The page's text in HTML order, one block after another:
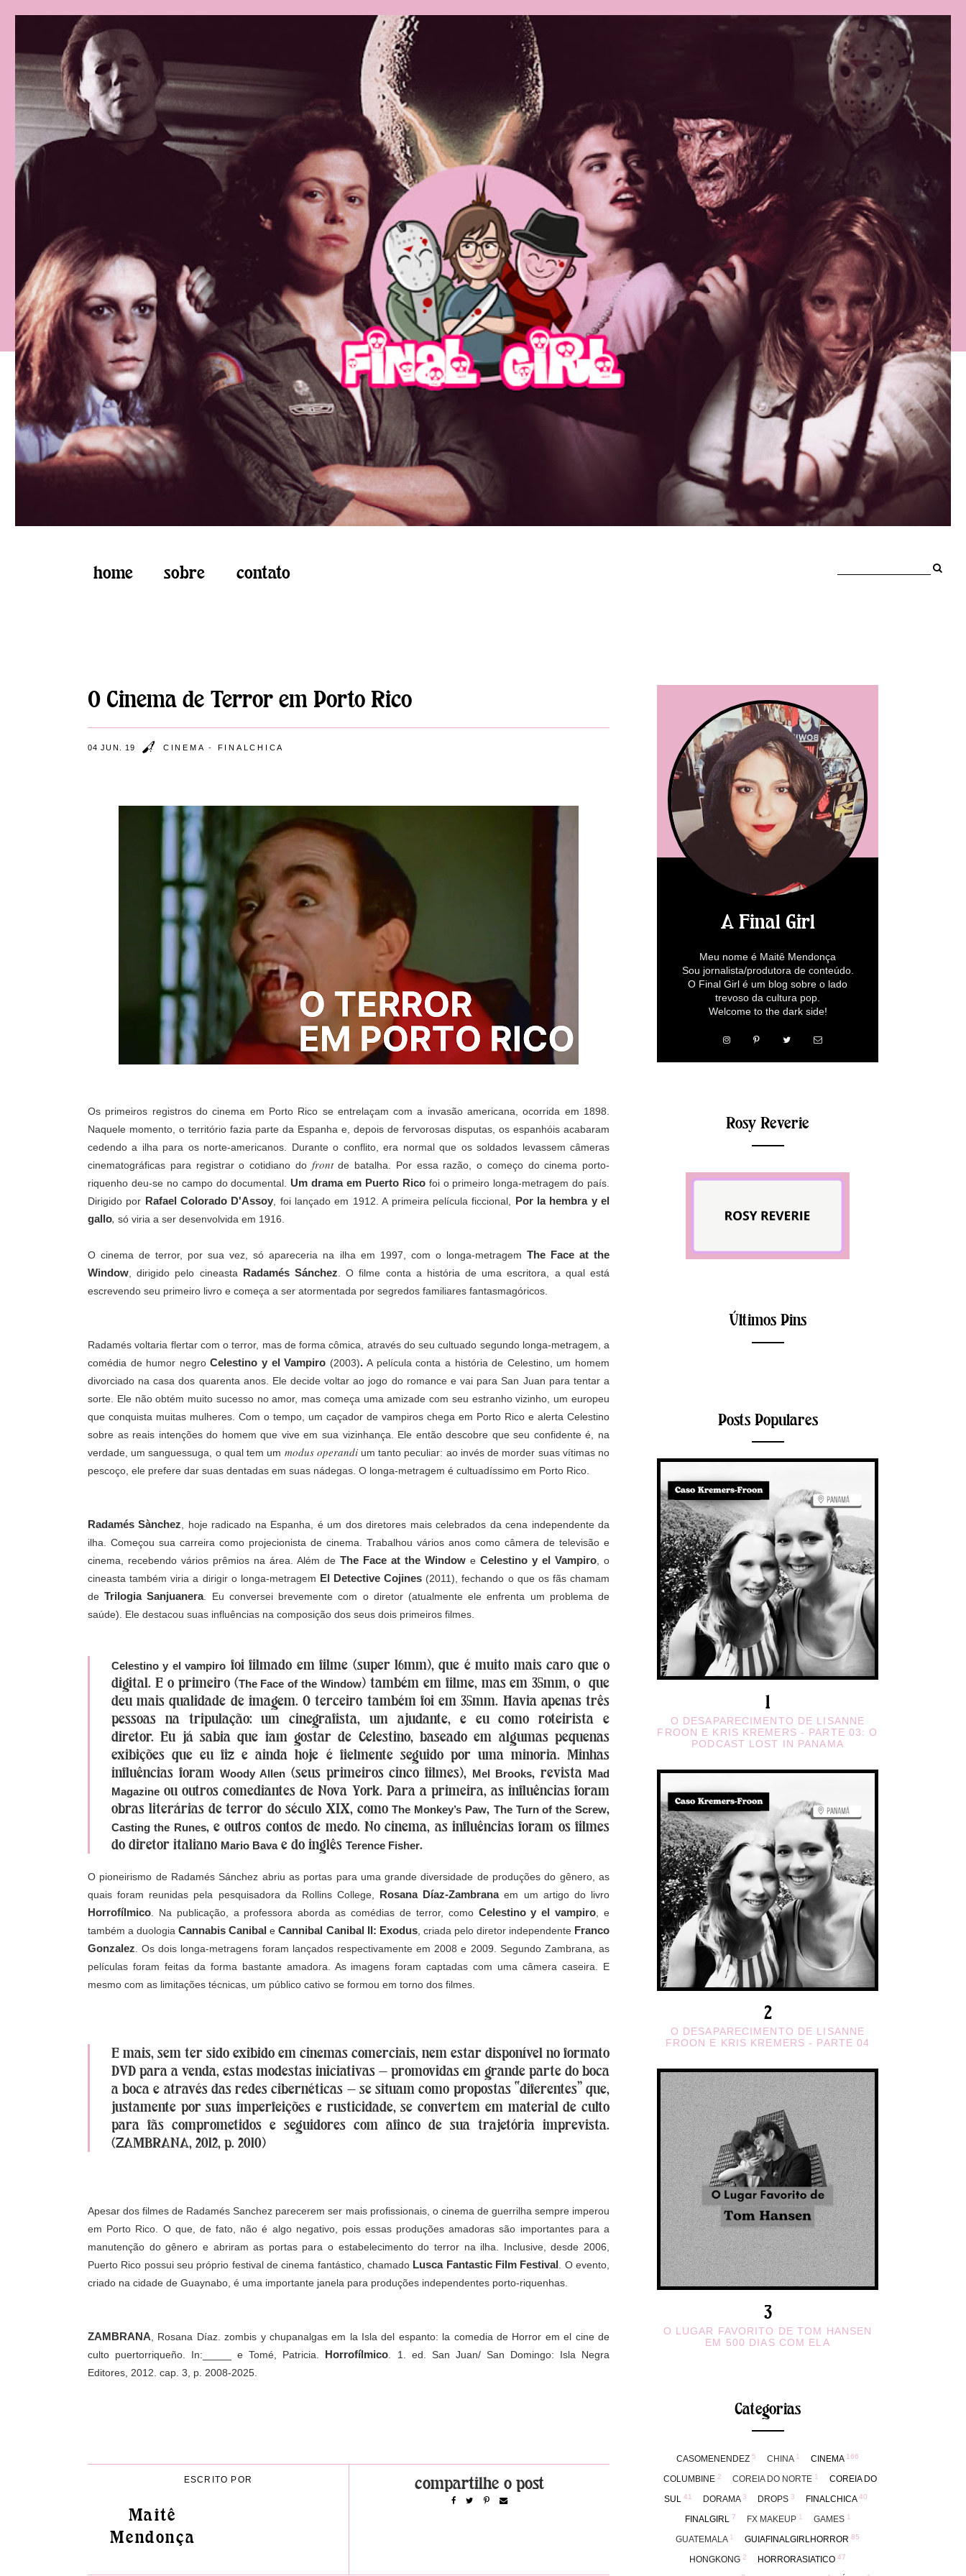
home sobre contato
O Cinema de Terror em Porto Rico
04 JUN. 19 CINEMA - FINALCHICA
Os primeiros registros do cinema em Porto Rico se entrelaçam com a invasão americana, ocorrida em 1898.
Naquele momento, o território fazia parte da Espanha e, depois de fervorosas disputas, os espanhóis acabaram
cedendo a ilha para os norte-americanos. Durante o conflito, era normal que os soldados levassem câmeras
cinematográficas para registrar o cotidiano dofrontde batalha. Por essa razão, o começo do cinema porto-
riquenho deu-se no campo do documental. Um drama em Puerto Ricofoi o primeiro longa-metragem do país.
Dirigido por Rafael Colorado D'Assoy foi lançado em 1912. A primeira película ficcional, Por la hembra y el
gallo, só viria a ser desenvolvida em 1916.
O cinema de terror, por sua vez, só apareceria na ilha em 1997, com o longa-metragem The Face at the
Window , dirigido pelo cineasta Radamés Sánchez . O filme conta a história de uma escritora, a qual está
escrevendo seu primeiro livro e começa a ser atormentada por segredos familiares fantasmagóricos.
Radamés voltaria flertar com o terror, mas de forma cômica, através do seu cultuado segundo longa-metragem, a
comédia de humor negroCelestino y el Vampiro (2003).A película conta a história de Celestino, um homem
divorciado na casa dos quarenta anos. Ele decide voltar ao jogo do romance e vai para San Juan para tentar a
sorte. Ele não obtém muito sucesso no amor, mas começa uma amizade com seu estranho vizinho, um europeu
que conquista muitas mulheres. Com o tempo, um caçador de vampiros chega em Porto Rico e alerta Celestino
sobre as reais intenções do homem que vive em sua vizinhança. Ele então descobre que seu confidente é, na
verdade, um sanguessuga, o qual tem um modus operandium tanto peculiar: ao invés de morder suas vítimas no
pescoço, ele prefere dar suas dentadas em suas nádegas. O longa-metragem é cultuadíssimo em Porto Rico.
Radamés Sànchez , hoje radicado na Espanha, é um dos diretores mais celebrados da cena independente da
ilha. Começou sua carreira como projecionista de cinema. Trabalhou vários anos como câmera de televisão e
cinema, recebendo vários prêmios na área. Além de The Face at the Window e Celestino y el Vampiro , o
cineasta também viria a dirigir o longa-metragem El Detective Cojines (2011), fechando o que os fãs chamam
deTrilogia Sanjuanera.
Eu conversei brevemente com o diretor (atualmente ele enfrenta um problema de
saúde). Ele destacou suas influências na composição dos seus dois primeiros filmes.
Celestino y el vampiro foi filmado em filme (super 16mm), que é muito mais caro que o
digital. E o primeiro (The Face of the Window) também em filme, mas em 35mm, o que
deu mais qualidade de imagem. O terceiro também foi em 35mm. Havia apenas três
pessoas na tripulação: um cinegrafista, um ajudante, e eu como roteirista e
diretor. Eu já sabia que iam gostar de Celestino, baseado em algumas pequenas
exibições que eu fiz e ainda hoje é fielmente seguido por uma minoria. Minhas
influências foram Woody Allen(seus primeiros cinco filmes), Mel Brooks, revista Mad
Magazine ou outros comediantes de Nova York. Para a primeira, as influências foram
obras literárias de terror do século XIX, comoThe Monkey’s Paw, The Turn of the Screw,
Casting the Runes, e outros contos de medo. No cinema, as influências foram os filmes
do diretor italiano Mario Bavae do inglês Terence Fisher.
O pioneirismo de Radamés Sánchez abriu as portas para uma grande diversidade de produções do gênero, as
quais foram reunidas pela pesquisadora da Rollins College, Rosana Díaz-Zambranaem um artigo do livro
Horrofílmico . Na publicação, a professora aborda as comédias de terror, como Celestino y el vampiro , e
também a duologiaCannabis Canibal eCannibal Canibal II: Exodus, criada pelo diretor independente Franco
Gonzalez . Os dois longa-metragens foram lançados respectivamente em 2008 e 2009. Segundo Zambrana, as
películas foram feitas da forma bastante amadora. As imagens foram captadas com uma câmera caseira. E
mesmo com as limitações técnicas, um público cativo se formou em torno dos filmes.
E mais, sem ter sido exibido em cinemas comerciais, nem estar disponível no formato
DVD para a venda, estas modestas iniciativas — promovidas em grande parte do boca
a boca e através das redes cibernéticas — se situam como propostas “diferentes” que,
justamente por suas imperfeições e rusticidade, se convertem em material de culto
para fãs comprometidos e seguidores com afinco de sua trajetória imprevista.
(ZAMBRANA, 2012, p. 2010)
Apesar dos filmes de Radamés Sanchez parecerem ser mais profissionais, o cinema de guerrilha sempre imperou
em Porto Rico. O que, de fato, não é algo negativo, pois essas produções amadoras são importantes para a
manutenção do gênero e abriram as portas para o estabelecimento do terror na ilha. Inclusive, desde 2006,
Puerto Rico possui seu próprio festival de cinema fantástico, chamado Lusca Fantastic Film Festival . O evento,
criado na cidade de Guaynabo, é uma importante janela para produções independentes porto-riquenhas.
ZAMBRANA , Rosana Díaz. zombis y chupanalgas em la Isla del espanto: la comedia de Horror em el cine de
culto puertorriqueño. In:_____ e Tomé, Patricia. Horrofílmico . 1. ed. San Juan/ San Domingo: Isla Negra
Editores, 2012. cap. 3, p. 2008-2025.
ESCRITO POR
Maitê
Mendonça
A Final Girl
Meu nome é Maitê Mendonça
Sou jornalista/produtora de conteúdo.
O Final Girl é um blog sobre o lado
trevoso da cultura pop.
Welcome to the dark side!
Rosy Reverie
Últimos Pins
Posts Populares
O DESAPARECIMENTO DE LISANNE
FROON E KRIS KREMERS - PARTE 03: O
PODCAST LOST IN PANAMA
O DESAPARECIMENTO DE LISANNE
FROON E KRIS KREMERS - PARTE 04
O LUGAR FAVORITO DE TOM HANSEN
EM 500 DIAS COM ELA
Categorias
CASOMENENDEZ 5 CHINA 1 CINEMA 166
COLUMBINE 2 COREIA DO NORTE 1
COREIA DO
SUL 41 DORAMA3 DROPS 3 FINALCHICA40
FINALGIRL 7 FX MAKEUP 1 GAMES 1
GUATEMALA 1 GUIAFINALGIRLHORROR 85
HONGKONG 2 HORRORASIATICO 47